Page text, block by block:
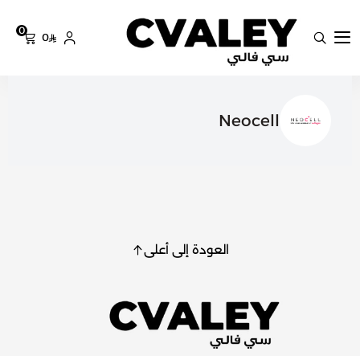
سي فالي
0
0
Neocell
العودة إلى أعلى